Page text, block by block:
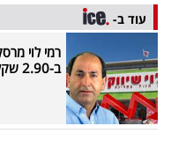
פרסמו
באייס
עקבו
עוד ב-
רמי לוי
ב-2.90 שקל בלבד